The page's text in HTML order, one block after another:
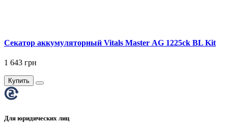
Секатор аккумуляторный Vitals Master AG 1225ck BL Kit
1 643 грн
Купить
Для юридических лиц